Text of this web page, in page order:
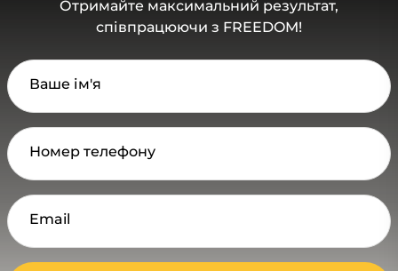
Отримайте максимальний результат,
співпрацюючи з FREEDOM!
Ваше ім'я
Номер телефону
Email